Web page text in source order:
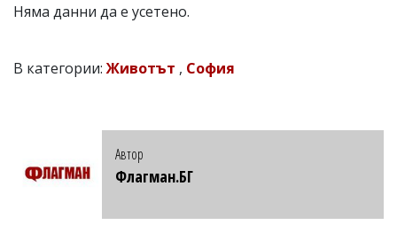
вас
сигнализирайте
ни!
Няма данни да е усетено.
В категории:Животът , София
Автор
Флагман.БГ